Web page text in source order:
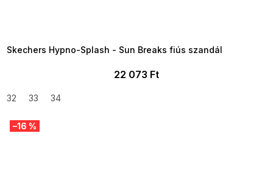
Skechers Hypno-Splash - Sun Breaks fiús szandál
22 073 Ft
32 33 34
–16 %